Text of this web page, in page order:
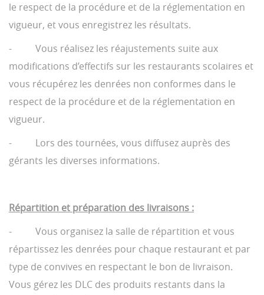
le respect de la procédure et de la réglementation en
vigueur, et vous enregistrez les résultats.
- Vous réalisez les réajustements suite aux
modifications d’effectifs sur les restaurants scolaires et
vous récupérez les denrées non conformes dans le
respect de la procédure et de la réglementation en
vigueur.
- Lors des tournées, vous diffusez auprès des
gérants les diverses informations.
Répartition et préparation des livraisons :
- Vous organisez la salle de répartition et vous
répartissez les denrées pour chaque restaurant et par
type de convives en respectant le bon de livraison.
Vous gérez les DLC des produits restants dans la